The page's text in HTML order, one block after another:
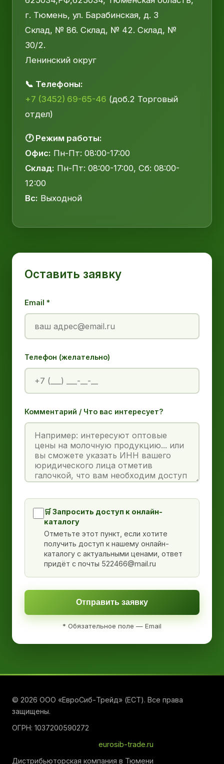
г. Тюмень, ул. Барабинская, д. 3
Склад, № 86. Склад, № 42. Склад, №
30/2.
Ленинский округ
📞 Телефоны:
+7 (3452) 69-65-46 (доб.2 Торговый
отдел)
🕐 Режим работы:
Офис: Пн-Пт: 08:00-17:00
Склад: Пн-Пт: 08:00-17:00, Сб: 08:00-
12:00
Вс: Выходной
Оставить заявку
Email *
Телефон (желательно)
Комментарий / Что вас интересует?
🛒 Запросить доступ к онлайн-
каталогу
Отметьте этот пункт, если хотите
получить доступ к нашему онлайн-
каталогу с актуальными ценами, ответ
придёт с почты 522466@mail.ru
Отправить заявку
* Обязательное поле — Email
© 2026 ООО «ЕвроСиб-Трейд» (ЕСТ). Все права
защищены.
ОГРН: 1037200590272
eurosib-trade.ru
Дистрибьюторская компания в Тюмени